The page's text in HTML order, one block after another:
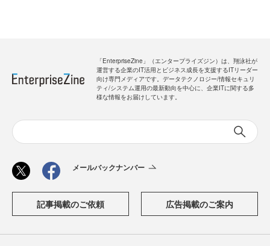
「EnterpriseZine」（エンタープライズジン）は、翔泳社が
運営する企業のIT活用とビジネス成長を支援するITリーダー
向け専門メディアです。データテクノロジー/情報セキュリ
ティ/システム運用の最新動向を中心に、企業ITに関する多
様な情報をお届けしています。
メールバックナンバー
記事掲載のご依頼 広告掲載のご案内